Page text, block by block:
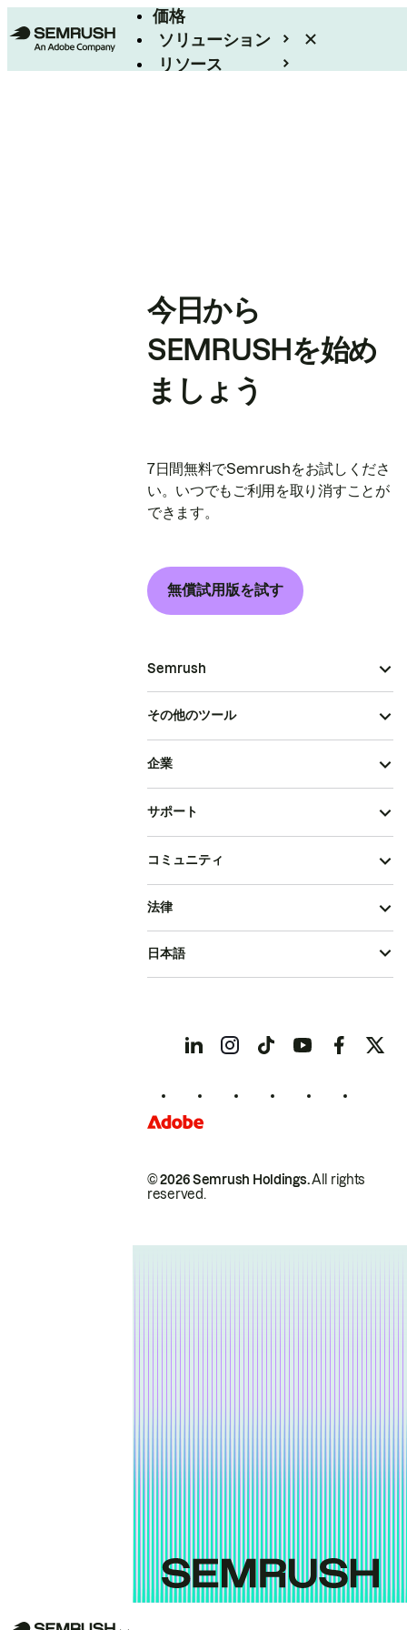
価格
ソリューション
リソース
今日から
SEMRUSHを始め
ましょう
7日間無料でSemrushをお試しくださ
い。いつでもご利用を取り消すことが
できます。
無償試用版を試す
Semrush
その他のツール
企業
サポート
コミュニティ
© 2026 Semrush Holdings.All rights
reserved.
法律
日本語